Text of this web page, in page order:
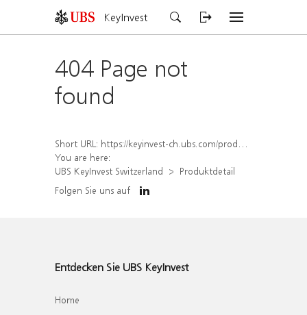
KeyInvest
404 Page not
found
Short URL: https://keyinvest-ch.ubs.com/produkt/detail/index/isin/CH1577996551
You are here:
UBS KeyInvest Switzerland
Produktdetail
Folgen Sie uns auf
Entdecken Sie UBS KeyInvest
Home